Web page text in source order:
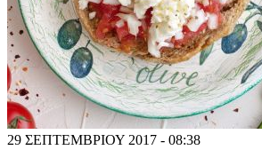
29 ΣΕΠΤΕΜΒΡΙΟΥ 2017 - 08:38